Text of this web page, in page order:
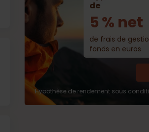
de
5 % net
de frais de
fonds en euros
Hypothèse de rendement sous